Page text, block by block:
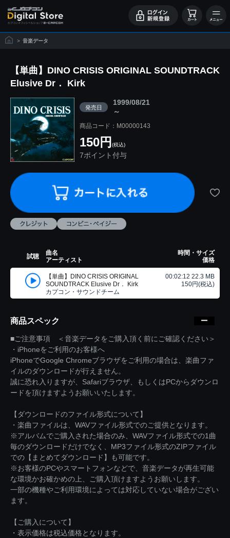
> 音楽データ
【単曲】DINO CRISIS ORIGINAL SOUNDTRACK
Elusive Dr． Kirk
発売日
1999/08/21
～
商品コード：M00000143
150円 (税込)
7ポイント付与
試聴
曲名
アーティスト
時間・サイズ
価格
【単曲】DINO CRISIS ORIGINAL
SOUNDTRACK Elusive Dr． Kirk
カプコン・サウンドチーム
00:02:12 22.3 MB
150円(税込)
商品スペック
■ご注意事項 ＜音楽データをご購入頂く前にご確認ください＞
・iPhoneをご利用のお客様へ
iPhoneでGoogle Chromeブラウザをご利用の場合は、楽曲ファ
イルのダウンロードが行えません。
誠に恐れ入りますが、Safariブラウザ、もしくはPCからダウンロ
ードを頂けますようお願いいたします。
【ダウンロードのファイル形式について】
・楽曲ファイルは、WAVファイル形式でのご提供となります。
※アルバムでご購入された場合のみ、WAVファイル形式での1曲
毎のダウンロードだけでなく、MP3ファイル形式のZIPファイル
での【まとめてダウンロード】も可能です。
※お客様のPCやスマートフォンなどで、音楽データが再生可能
な環境かお確かめの上、ご購入頂けますようお願いします。
一部の機種やご利用環境によっては対応していない場合がござい
ます。
【ご購入について】
・表示価格は税込価格となります。